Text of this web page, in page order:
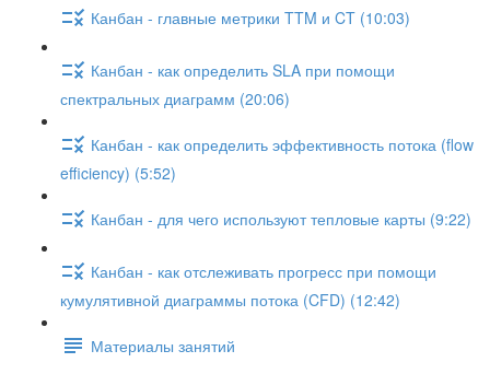
Канбан - главные метрики TTM и CT (10:03)
Канбан - как определить SLA при помощи
спектральных диаграмм (20:06)
Канбан - как определить эффективность потока (flow
efficiency) (5:52)
Канбан - для чего используют тепловые карты (9:22)
Канбан - как отслеживать прогресс при помощи
кумулятивной диаграммы потока (CFD) (12:42)
Материалы занятий